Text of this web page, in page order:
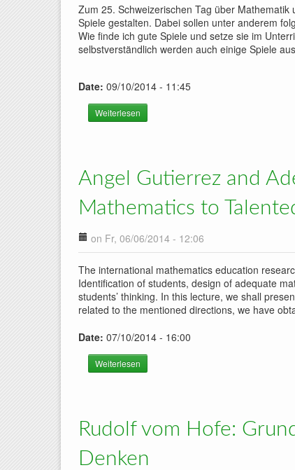
Zum 25. Schweizerischen Tag über
Spiele gestalten. Dabei sollen unter anderem
Wie finde ich gute Spiele und setze sie im
selbstverständlich werden auch einige Spiele
Date: 09/10/2014 - 11:45
Weiterlesen
Angel Gutierrez and
Mathematics to
on Fr, 06/06/2014 - 12:06
The international mathematics education
Identification of students, design of adequate
students’ thinking. In this lecture, we shall
related to the mentioned directions, we have
Date: 07/10/2014 - 16:00
Weiterlesen
Rudolf vom Hofe:
Denken